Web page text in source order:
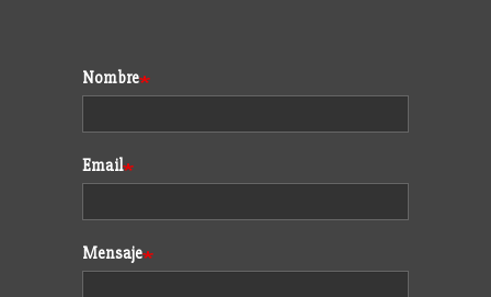
Formulario
Nombre
Email
Mensaje